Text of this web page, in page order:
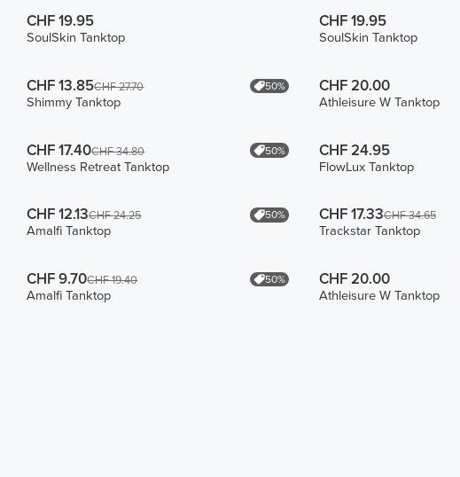
CHF 19.95
SoulSkin Tanktop
CHF 19.95
SoulSkin Tanktop
CHF 13.85CHF 27.70 50%
Shimmy Tanktop
CHF 20.00
Athleisure W Tanktop
CHF 17.40CHF 34.80 50%
Wellness Retreat Tanktop
CHF 24.95
FlowLux Tanktop
CHF 12.13CHF 24.25 50%
Amalfi Tanktop
CHF 17.33CHF 34.65
Trackstar Tanktop
CHF 9.70CHF 19.40 50%
Amalfi Tanktop
CHF 20.00
Athleisure W Tanktop